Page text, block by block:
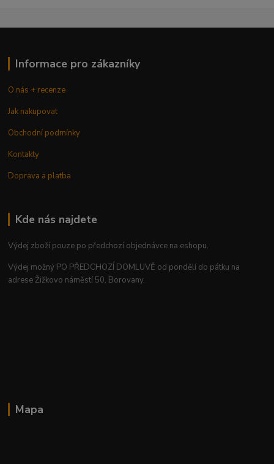
Informace pro zákazníky
O nás + recenze
Jak nakupovat
Obchodní podmínky
Kontakty
Doprava a platba
Kde nás najdete
Výdej zboží pouze po předchozí objednávce na eshopu.
Výdej možný PO PŘEDCHOZÍ DOMLUVĚ od pondělí do pátku na
adrese Žižkovo náměstí 50, Borovany.
Mapa